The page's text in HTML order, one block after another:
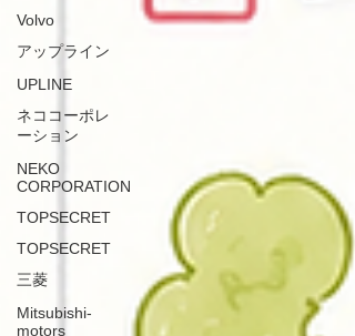
Volvo
アップライン
UPLINE
ネココーポレ
ーション
NEKO
CORPORATION
TOPSECRET
TOPSECRET
三菱
Mitsubishi-
motors